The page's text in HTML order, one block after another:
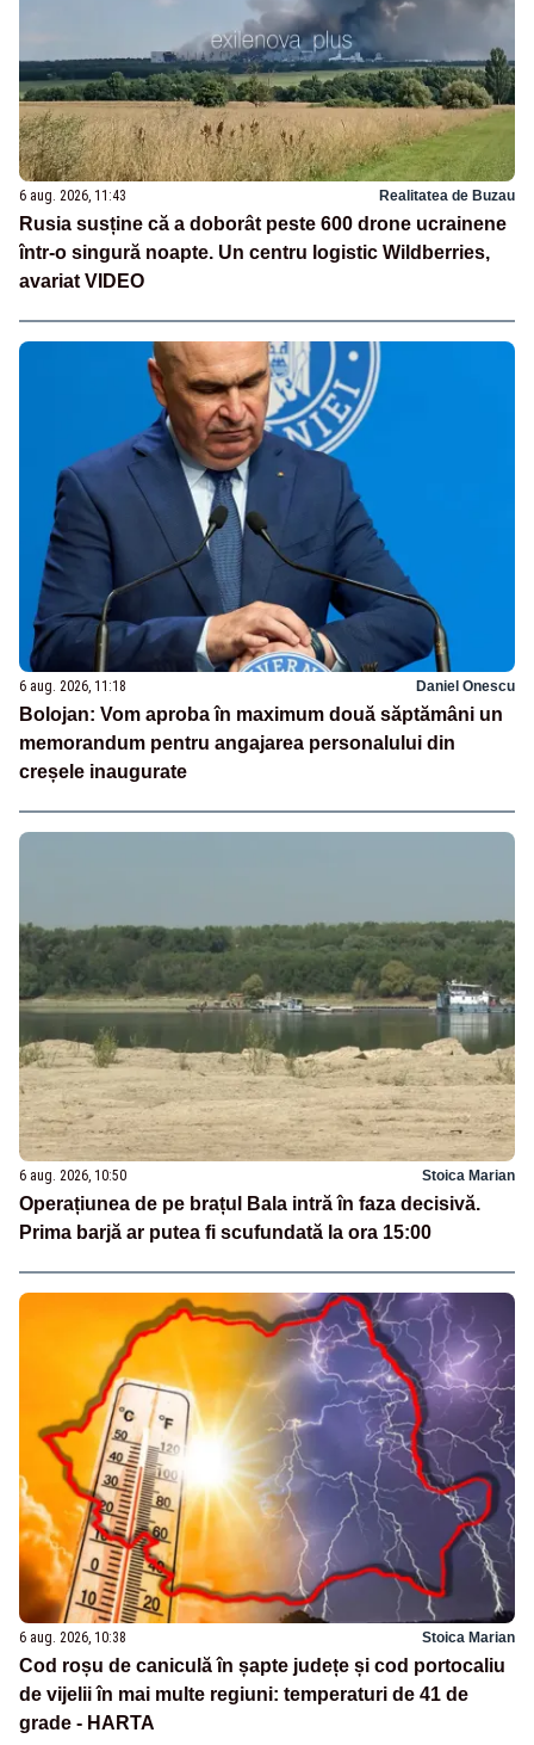
6 aug. 2026, 11:43 Realitatea de Buzau
Rusia susține că a doborât peste 600 drone ucrainene
într-o singură noapte. Un centru logistic Wildberries,
avariat VIDEO
6 aug. 2026, 11:18 Daniel Onescu
Bolojan: Vom aproba în maximum două săptămâni un
memorandum pentru angajarea personalului din
creșele inaugurate
6 aug. 2026, 10:50 Stoica Marian
Operațiunea de pe brațul Bala intră în faza decisivă.
Prima barjă ar putea fi scufundată la ora 15:00
6 aug. 2026, 10:38 Stoica Marian
Cod roșu de caniculă în șapte județe și cod portocaliu
de vijelii în mai multe regiuni: temperaturi de 41 de
grade - HARTA